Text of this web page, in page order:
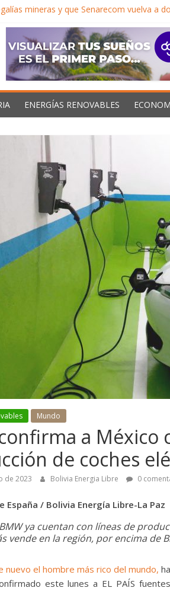
mineras y que Senarecom vuelva a
impulsar inversión minera y Bolivia
Oruro y el Gobernador exige al gobierno
confiables de hidrocarburos en medio
ENERGÍAS RENOVABLES
Mundo
a
de coches
de 2023 Bolivia Energia Libre 0
España / Bolivia Energía Libre-La Paz
ya cuentan con líneas de
vende en la región, por encima de
nuevo el hombre más rico del mundo,
este lunes a EL PAÍS
fuga de minerales llega al
en Oruro y el
exige al
descentralizar
de agosto de 2026
Bolivia Energia Libre